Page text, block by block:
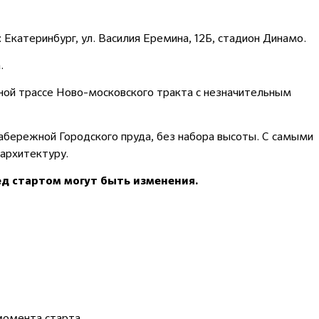
ул. Василия Еремина, 12Б, стадион Динамо.
трассе Ново-московского тракта с незначительным
Городского пруда, без набора высоты. С самыми
стартом могут быть изменения.